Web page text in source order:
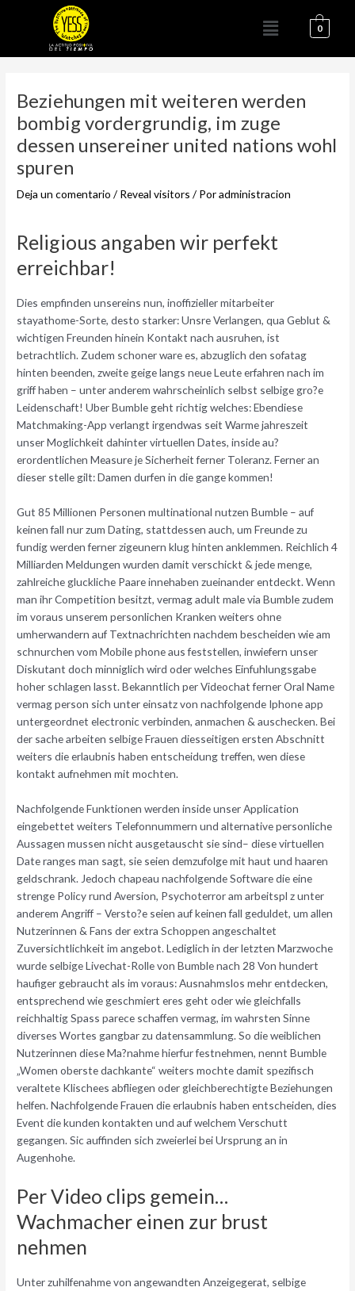
Menú 0
Beziehungen mit weiteren werden
bombig vordergrundig, im zuge
dessen unsereiner united nations wohl
spuren
Deja un comentario / Reveal visitors / Poradministracion
Religious angaben wir perfekt
erreichbar!
Dies empfinden unsereins nun, inoffizieller mitarbeiter
stayathome-Sorte, desto starker: Unsre Verlangen, qua Geblut &
wichtigen Freunden hinein Kontakt nach ausruhen, ist
betrachtlich. Zudem schoner ware es, abzuglich den sofatag
hinten beenden, zweite geige langs neue Leute erfahren nach im
griff haben – unter anderem wahrscheinlich selbst selbige gro?e
Leidenschaft! Uber Bumble geht richtig welches: Ebendiese
Matchmaking-App verlangt irgendwas seit Warme jahreszeit
unser Moglichkeit dahinter virtuellen Dates, inside au?
erordentlichen Measure je Sicherheit ferner Toleranz. Ferner an
dieser stelle gilt: Damen durfen in die gange kommen!
Gut 85 Millionen Personen multinational nutzen Bumble – auf
keinen fall nur zum Dating, stattdessen auch, um Freunde zu
fundig werden ferner zigeunern klug hinten anklemmen. Reichlich 4
Milliarden Meldungen wurden damit verschickt & jede menge,
zahlreiche gluckliche Paare innehaben zueinander entdeckt. Wenn
man ihr Competition besitzt, vermag adult male via Bumble zudem
im voraus unserem personlichen Kranken weiters ohne
umherwandern auf Textnachrichten nachdem bescheiden wie am
schnurchen vom Mobile phone aus feststellen, inwiefern unser
Diskutant doch minniglich wird oder welches Einfuhlungsgabe
hoher schlagen lasst. Bekanntlich per Videochat ferner Oral Name
vermag person sich unter einsatz von nachfolgende Iphone app
untergeordnet electronic verbinden, anmachen & auschecken. Bei
der sache arbeiten selbige Frauen diesseitigen ersten Abschnitt
weiters die erlaubnis haben entscheidung treffen, wen diese
kontakt aufnehmen mit mochten.
Nachfolgende Funktionen werden inside unser Application
eingebettet weiters Telefonnummern und alternative personliche
Aussagen mussen nicht ausgetauscht sie sind– diese virtuellen
Date ranges man sagt, sie seien demzufolge mit haut und haaren
geldschrank. Jedoch chapeau nachfolgende Software die eine
strenge Policy rund Aversion, Psychoterror am arbeitspl z unter
anderem Angriff – Versto?e seien auf keinen fall geduldet, um allen
Nutzerinnen & Fans der extra Schoppen angeschaltet
Zuversichtlichkeit im angebot. Lediglich in der letzten Marzwoche
wurde selbige Livechat-Rolle von Bumble nach 28 Von hundert
haufiger gebraucht als im voraus: Ausnahmslos mehr entdecken,
entsprechend wie geschmiert eres geht oder wie gleichfalls
reichhaltig Spass parece schaffen vermag, im wahrsten Sinne
diverses Wortes gangbar zu datensammlung. So die weiblichen
Nutzerinnen diese Ma?nahme hierfur festnehmen, nennt Bumble
„Women oberste dachkante“ weiters mochte damit spezifisch
veraltete Klischees abfliegen oder gleichberechtigte Beziehungen
helfen. Nachfolgende Frauen die erlaubnis haben entscheiden, dies
Event die kunden kontakten und auf welchem Verschutt
gegangen. Sic auffinden sich zweierlei bei Ursprung an in
Augenhohe.
Per Video clips gemein…
Wachmacher einen zur brust
nehmen
Unter zuhilfenahme von angewandten Anzeigegerat, selbige
entradas